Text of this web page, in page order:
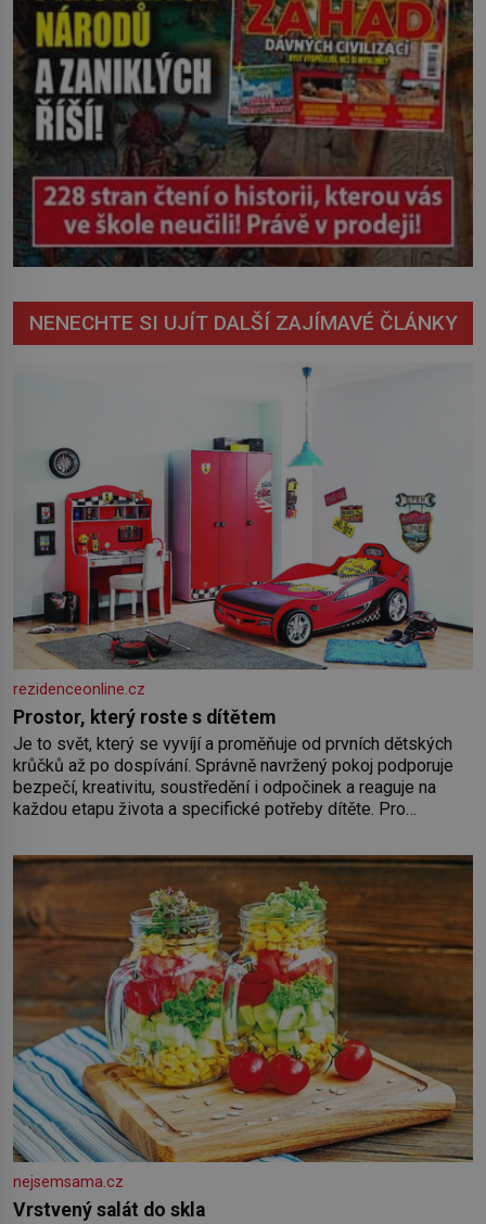
NENECHTE SI UJÍT DALŠÍ ZAJÍMAVÉ ČLÁNKY
rezidenceonline.cz
Prostor, který roste s dítětem
Je to svět, který se vyvíjí a proměňuje od prvních dětských
krůčků až po dospívání. Správně navržený pokoj podporuje
bezpečí, kreativitu, soustředění i odpočinek a reaguje na
každou etapu života a specifické potřeby dítěte. Pro
by pokoj miminka měl působit především klidně a útulně.
Předškolní věk je
nejsemsama.cz
Vrstvený salát do skla